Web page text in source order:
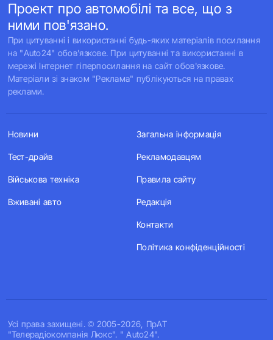
Проект про автомобілі та все, що з
ними пов'язано.
При цитуванні і використанні будь-яких матеріалів посилання
на "Auto24" обов'язкове. При цитуванні та використанні в
мережі Інтернет гіперпосилання на сайт обов'язкове.
Матеріали зі знаком "Реклама" публікуються на правах
реклами.
Усi права захищенi. © 2005-2026, ПрАТ
"Телерадіокомпанія Люкс". " Auto24".
Новини
Тест-драйв
Військова техніка
Вживані авто
Загальна інформація
Рекламодавцям
Правила сайту
Редакція
Контакти
Політика конфіденційності